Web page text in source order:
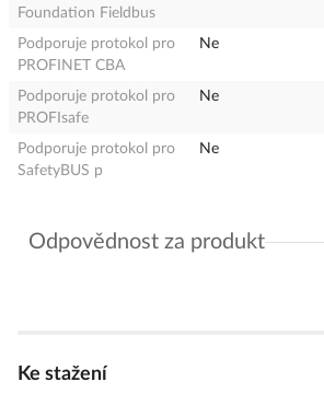
Foundation Fieldbus
Podporuje protokol pro
PROFINET CBA
Ne
Podporuje protokol pro
PROFIsafe
Ne
Podporuje protokol pro
SafetyBUS p
Ne
GPSR Details
Odpovědnost za produkt
Telefon: +420 267 990 440
E-mail:
EatonCareCZ@eaton.com
Ke stažení